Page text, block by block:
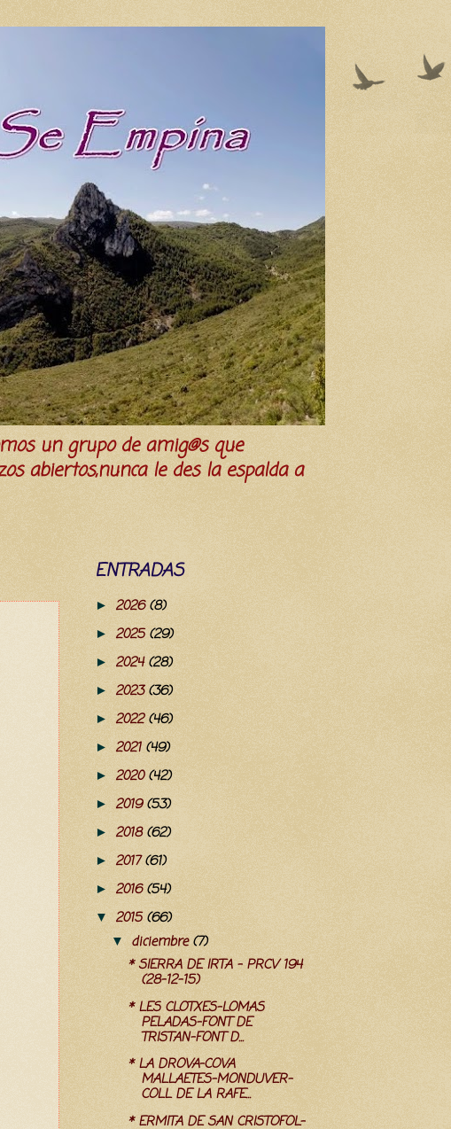
un grupo de amig@s que
abiertos,nunca le des la espalda a
ENTRADAS
► 2026(8)
► 2025(29)
► 2024(28)
► 2023(36)
► 2022(46)
► 2021 (49)
► 2020(42)
► 2019(53)
► 2018(62)
► 2017(61)
► 2016(54)
▼ 2015(66)
▼ diciembre(7)
* SIERRA DE IRTA - PRCV 194
(28-12-15)
* LES CLOTXES-LOMAS
PELADAS-FONT DE
TRISTAN-FONT D...
* LA DROVA-COVA
MALLAETES-MONDUVER-
COLL DE LA RAFE...
* ERMITA DE SAN CRISTOFOL-